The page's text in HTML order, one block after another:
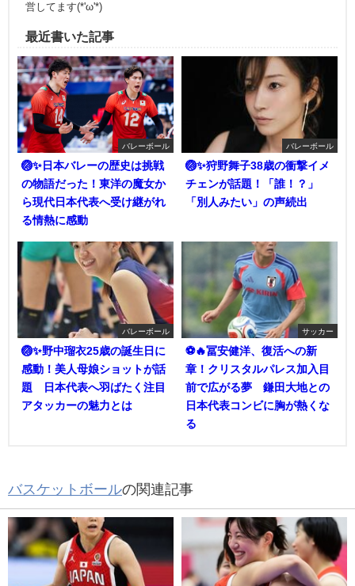
営してます(*'ω'*)
最近書いた記事
バレーボール
🏐✨日本バレーの歴史は挑戦
の物語だった！東洋の魔女か
ら現代日本代表へ受け継がれ
る情熱に感動
バレーボール
🏐✨狩野舞子38歳の衝撃イメ
チェンが話題！「誰！？」
「別人みたい」の声続出
バレーボール
🏐✨野中瑠衣25歳の誕生日に
感動！美人母娘ショットが話
題 日本代表へ羽ばたく注目
アタッカーの魅力とは
サッカー
⚽🔥冨安健洋、復活への新
章！クリスタルパレス加入目
前で広がる夢 鎌田大地との
日本代表コンビに胸が熱くな
る
バスケットボールの関連記事